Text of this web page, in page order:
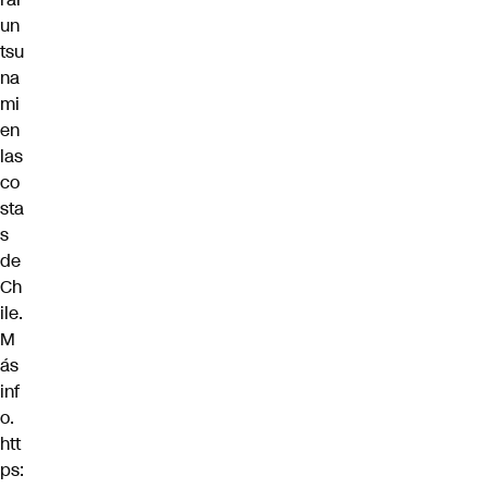
un
tsu
na
mi
en
las
co
sta
s
de
Ch
ile.
M
ás
inf
o.
htt
ps: